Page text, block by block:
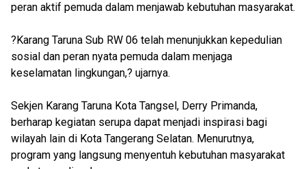
peran aktif pemuda dalam menjawab kebutuhan masyarakat.
?Karang Taruna Sub RW 06 telah menunjukkan kepedulian
sosial dan peran nyata pemuda dalam menjaga
keselamatan lingkungan,? ujarnya.
Sekjen Karang Taruna Kota Tangsel, Derry Primanda,
berharap kegiatan serupa dapat menjadi inspirasi bagi
wilayah lain di Kota Tangerang Selatan. Menurutnya,
program yang langsung menyentuh kebutuhan masyarakat